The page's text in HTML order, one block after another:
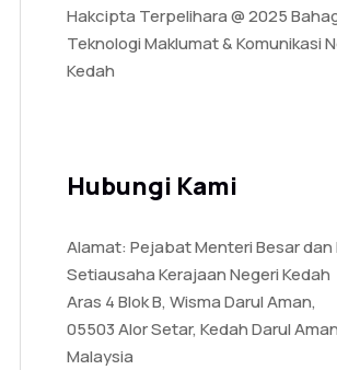
Hakcipta Terpelihara @ 2025
Teknologi Maklumat & Komunikasi
Kedah
Hubungi Kami
Alamat: Pejabat Menteri Besar
Setiausaha Kerajaan Negeri Kedah
Aras 4 Blok B, Wisma Darul Aman,
05503 Alor Setar, Kedah Darul
Malaysia